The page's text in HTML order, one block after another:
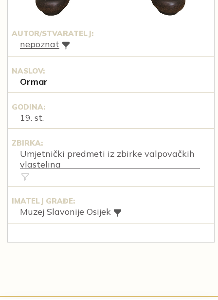
AUTOR/STVARATELJ:
nepoznat
NASLOV:
Ormar
GODINA:
19. st.
ZBIRKA:
Umjetnički predmeti iz zbirke valpovačkih
vlastelina
IMATELJ GRAĐE:
Muzej Slavonije Osijek